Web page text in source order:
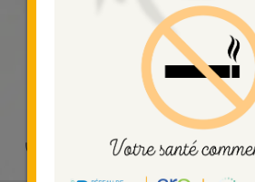
Nos spécialités
Anesthésie et réanimation